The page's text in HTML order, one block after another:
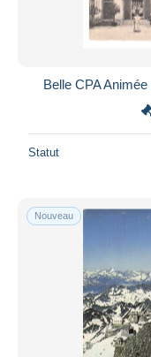
Belle CPA
Statut
Nouveau